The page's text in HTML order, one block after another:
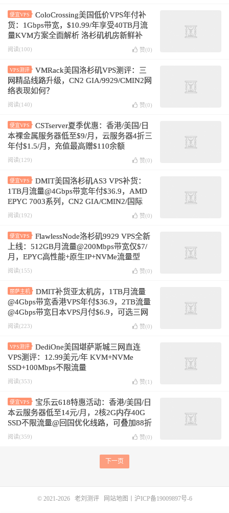
便宜VPS
ColoCrossing美国低价VPS年付补
货：1Gbps带宽，$10.99/年享受40TB月流
量KVM方案全面解析 洛杉矶机房新鲜补
货！
阅读(100) 赞(0)
VPS测评
VMRack美国洛杉矶VPS测评：三
网精品线路升级，CN2 GIA/9929/CMIN2网
络表现如何？
阅读(140) 赞(0)
便宜VPS
CSTserver夏季优惠：香港/美国/日
本裸金属服务器低至$9/月，云服务器4折三
年付$1.5/月，充值最高赠$110余额
阅读(129) 赞(0)
便宜VPS
DMIT美国洛杉矶AS3 VPS补货：
1TB月流量@4Gbps带宽年付$36.9，AMD
EPYC 7003系列，CN2 GIA/CMIN2/国际
BGP线路可选
阅读(192) 赞(0)
便宜VPS
FlawlessNode洛杉矶9929 VPS全新
上线：512GB月流量@200Mbps带宽仅$7/
月，EPYC高性能+原生IP+NVMe流量型
阅读(155) 赞(0)
丽萨主机
DMIT补货亚太机房，1TB月流量
@4Gbps带宽香港VPS年付$36.9，2TB流量
@4Gbps带宽日本VPS月付$6.9，可选三网
CN2 GIA优化网络
阅读(223) 赞(0)
VPS测评
DediOne美国堪萨斯城三网直连
VPS测评：12.99美元/年 KVM+NVMe
SSD+100Mbps不限流量
阅读(353) 赞(1 )
便宜VPS
宝乐云618特惠活动：香港/美国/日
本云服务器低至14元/月，2核2G内存40G
SSD不限流量@回国优化线路，可叠加88折
新购优惠码
阅读(359) 赞(0)
下一页
© 2021-2026 老刘测评 网站地图 沪ICP备19009897号-6